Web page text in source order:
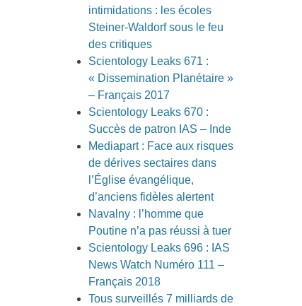
intimidations : les écoles
Steiner-Waldorf sous le feu
des critiques
Scientology Leaks 671 :
« Dissemination Planétaire »
– Français 2017
Scientology Leaks 670 :
Succès de patron IAS – Inde
Mediapart : Face aux risques
de dérives sectaires dans
l’Église évangélique,
d’anciens fidèles alertent
Navalny : l’homme que
Poutine n’a pas réussi à tuer
Scientology Leaks 696 : IAS
News Watch Numéro 111 –
Français 2018
Tous surveillés 7 milliards de